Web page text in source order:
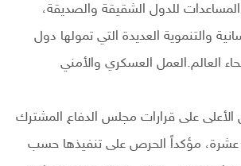
للدول الشقيقة والصديقة،
والتنموية العديدة التي تمولها دول
العالم.العمل العسكري والأمني
الأعلى على قرارات مجلس الدفاع المشترك
عشرة، مؤكداً الحرص على تنفيذها حسب